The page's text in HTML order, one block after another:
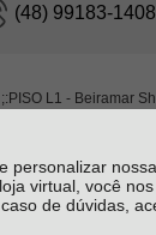
personalizar
virtual, você
de dúvidas,
(48) 99183-1408
L1 - Beiramar